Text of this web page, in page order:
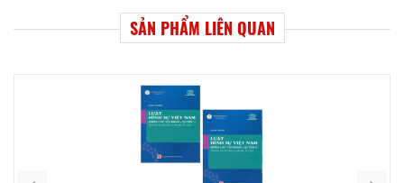
SẢN PHẨM LIÊN QUAN